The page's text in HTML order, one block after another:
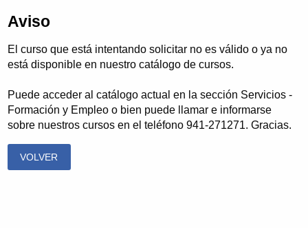
Aviso
El curso que está intentando solicitar no es válido o ya no
está disponible en nuestro catálogo de cursos.
Puede acceder al catálogo actual en la sección Servicios -
Formación y Empleo o bien puede llamar e informarse
sobre nuestros cursos en el teléfono 941-271271. Gracias.
VOLVER